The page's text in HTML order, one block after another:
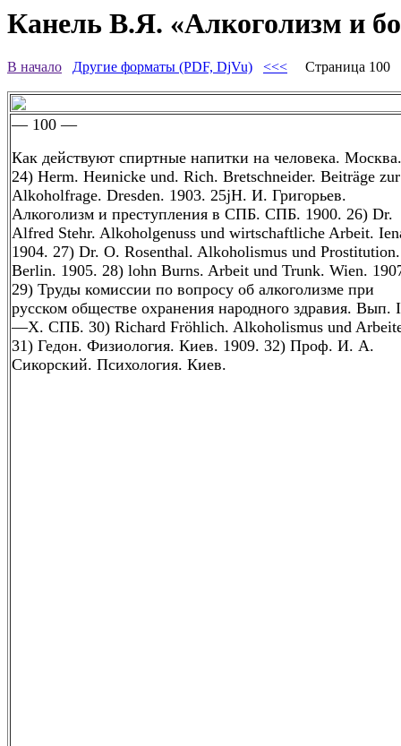
Канель В.Я. «Алкоголизм и
В начало Другие форматы (PDF, DjVu) <<< Страница 100
— 100 —
Как действуют спиртные напитки на человека. Москва.
24) Herm. Неиnicke und. Rich. Bretschneider. Beiträge zur
Alkoholfrage. Dresden. 1903. 25jH. И. Григорьев.
Алкоголизм и преступления в СПБ. СПБ. 1900. 26) Dr.
Alfred Stehr. Alkoholgenuss und wirtschaftliche Arbeit.
1904. 27) Dr. О. Rosenthal. Alkoholismus und Prostitution.
Berlin. 1905. 28) lohn Burns. Arbeit und Trunk. Wien.
29) Труды комиссии по вопросу об алкоголизме при
русском обществе охранения народного здравия. Вып. I
—X. СПБ. 30) Richard Fröhlich. Alkoholismus und
31) Гедон. Физиология. Киев. 1909. 32) Проф. И. А.
Сикорский. Психология. Киев.